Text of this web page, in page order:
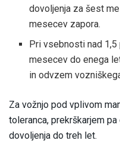
dovoljenja za šest
mesecev zapora.
Pri vsebnosti nad
mesecev do enega
in odvzem
Za vožnjo pod vplivom
toleranca, prekrškarjem
dovoljenja do treh let.